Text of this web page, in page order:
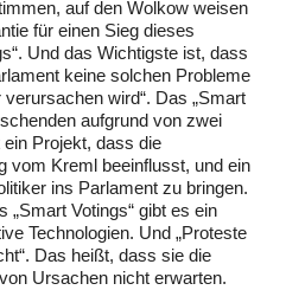
auf den Wolkow weisen
für einen Sieg dieses
Und das Wichtigste ist, dass
keine solchen Probleme
wird“. Das „Smart
aufgrund von zwei
Projekt, dass die
vom Kreml beeinflusst, und ein
ins Parlament zu bringen.
„Smart Votings“ gibt es ein
Technologien. Und „Proteste
Das heißt, dass sie die
Ursachen nicht erwarten.